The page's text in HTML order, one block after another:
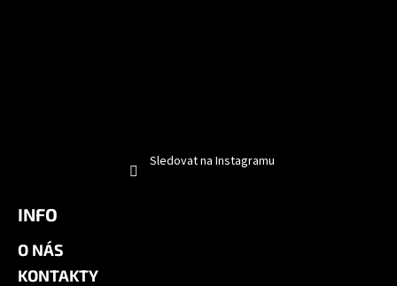
Sledovat na Instagramu
INFO
O NÁS
KONTAKTY